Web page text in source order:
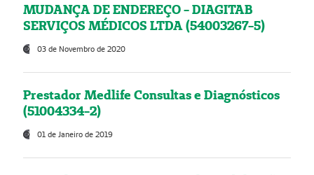
MUDANÇA DE ENDEREÇO - DIAGITAB
SERVIÇOS MÉDICOS LTDA (54003267-5)
03 de Novembro de 2020
Prestador Medlife Consultas e Diagnósticos
(51004334-2)
01 de Janeiro de 2019